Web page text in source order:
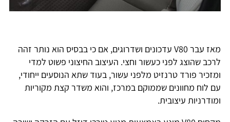
מאז עבר V80 עדכונים ושדרוגים, אם כי בבסיס הוא נותר זהה
לרכב שהוצג לפני כעשור וחצי. העיצוב החיצוני פשוט למדי
ומזכיר פורד טרנזיט מלפני עשור, בעוד שתא הנוסעים ייחודי,
עם לוח מחוונים שממוקם במרכז, והוא משדר קצת מקוריות
ומודרניות עיצובית.